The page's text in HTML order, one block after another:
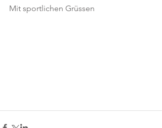
Mit sportlichen Grüssen